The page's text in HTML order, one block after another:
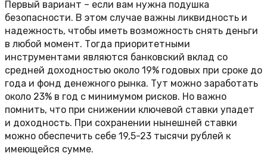
Первый вариант – если вам нужна подушка
безопасности. В этом случае важны ликвидность и
надежность, чтобы иметь возможность снять деньги
в любой момент. Тогда приоритетными
инструментами являются банковский вклад со
средней доходностью около 19% годовых при сроке до
года и фонд денежного рынка. Тут можно заработать
около 23% в год с минимумом рисков. Но важно
помнить, что при снижении ключевой ставки упадет
и доходность. При сохранении нынешней ставки
можно обеспечить себе 19,5-23 тысячи рублей к
имеющейся сумме.